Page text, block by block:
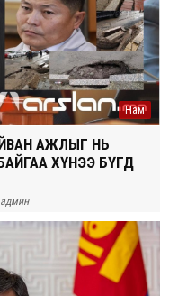
Нам
АЖЛЫГ НЬ
ХҮНЭЭ БҮГД
админ